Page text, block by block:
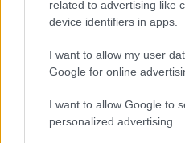
related to advertising like
device identifiers in apps.
I want to allow my user
Google for online
I want to allow Google to
personalized advertising.
Υπό τους ήχους του
«Break on Through» των
Doors έφτασε ο
μετροπόντικας στον
Ευαγγελισμό (vid)